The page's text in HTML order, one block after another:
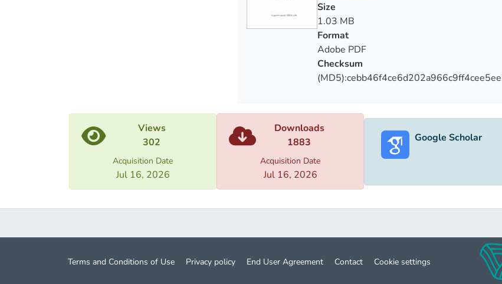
Size
1.03 MB
Format
Adobe PDF
Checksum
Views
302
Acquisition Date
Jul 16, 2026
Downloads
1883
Acquisition Date
Jul 16, 2026
Google Scholar
Terms and Conditions of Use Privacy policy End User Agreement Contact Cookie settings